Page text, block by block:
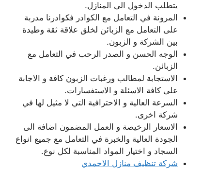
يتطلب الدخول الى المنازل.
المرونة في التعامل مع الكوادر فكوادرنا مدربة
على التعامل مع الزبائن لخلق علاقة ثقة وطيدة
بين الشركة و الزبون.
الوجه الحسن و الصدر الرحب في التعامل مع
الزبائن.
الاستجابة لمطالب ورغبات الزبون كافة و الاجابة
على كافة الاسئلة و الاستفسارات.
السرعة العالية و الاحترافية التي لا مثيل لها في
شركة اخرى.
الاسعار الرخيصة و العمل المضمون اضافة الى
الجودة العالية والخبرة في التعامل مع جميع انواع
السجاد و اختيار المواد المناسبة لكل نوع.
شركة تنظيف منازل الاحمدي